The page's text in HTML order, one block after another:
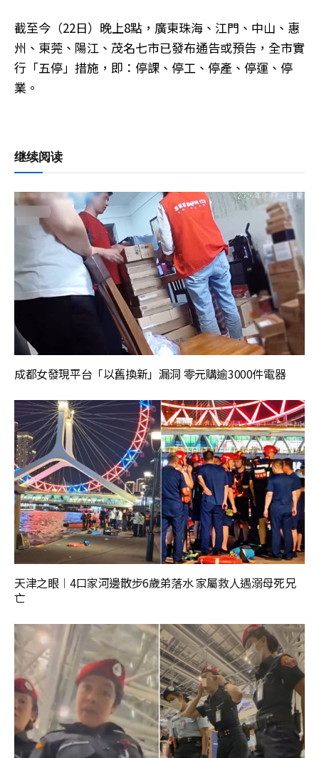
截至今（22日）晚上8點，廣東珠海、江門、中山、惠
州、東莞、陽江、茂名七市已發布通告或預告，全市實
行「五停」措施，即：停課、停工、停產、停運、停
業。
继续阅读
成都女發現平台「以舊換新」漏洞 零元購逾3000件電器
天津之眼︱4口家河邊散步6歲弟落水 家屬救人遇溺母死兄
亡